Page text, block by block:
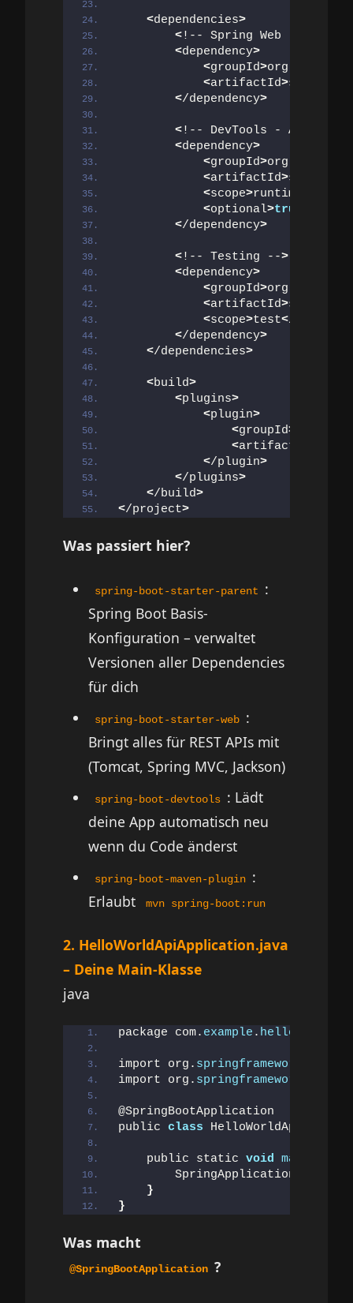
<dependencies>
<!-- Spring Web - für
<dependency>
<groupId>org.
<artifactId>spring-
</dependency>
<!-- DevTools - Auto-
<dependency>
<groupId>org.
<artifactId>spring-
<scope>runtime
<optional>true
</dependency>
<!-- Testing -->
<dependency>
<groupId>org.
<artifactId>spring-
<scope>test</scope
</dependency>
</dependencies>
<build>
<plugins>
<plugin>
<groupId>
<artifactId
</plugin>
</plugins>
</build>
</project>
Was passiert hier?
spring-boot-starter-parent
:
Spring Boot Basis-
Konfiguration – verwaltet
Versionen aller Dependencies
für dich
spring-boot-starter-web :
Bringt alles für REST APIs mit
(Tomcat, Spring MVC, Jackson)
spring-boot-devtools : Lädt
deine App automatisch neu
wenn du Code änderst
spring-boot-maven-plugin :
Erlaubt
mvn spring-boot:run
2. HelloWorldApiApplication.java
– Deine Main-Klasse
java
package com. example . helloworldapi
import org. springframework
import org. springframework
@SpringBootApplication
public class
    public static
void main
        SpringApplication.
}
}
Was macht
@SpringBootApplication ?